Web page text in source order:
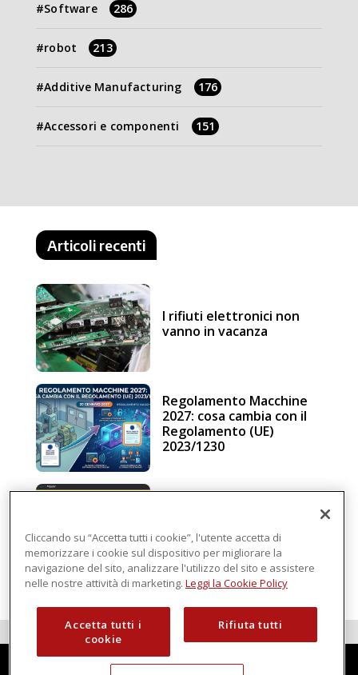
Software 286
robot 213
Additive Manufacturing 176
Accessori e componenti 151
Articoli recenti
I rifiuti elettronici non
vanno in vacanza
Regolamento Macchine
2027: cosa cambia con il
Regolamento (UE)
2023/1230
intelligenza in cloud
Cliccando su “Accetta tutti i cookie”, l'utente accetta di
memorizzare i cookie sul dispositivo per migliorare la
navigazione del sito, analizzare l'utilizzo del sito e assistere
nelle nostre attività di marketing. Leggi la Cookie Policy
Accetta tutti i
cookie
Rifiuta tutti